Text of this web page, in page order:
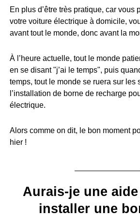
En plus d’être très pratique, car vous
votre voiture électrique à domicile,
avant tout le monde, donc avant la
À l’heure actuelle, tout le monde
en se disant "j’ai le temps", puis
temps, tout le monde se ruera sur les
l’installation de borne de recharge
électrique.
Alors comme on dit, le bon moment
hier !
Aurais-je une
installer une